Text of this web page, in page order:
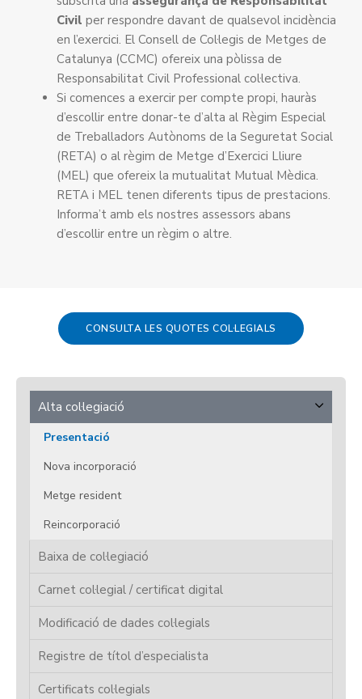
Civil per respondre davant de qualsevol incidència
en l’exercici. El Consell de Col·legis de Metges de
Catalunya (CCMC) ofereix una pòlissa de
Responsabilitat Civil Professional col·lectiva.
Si comences a exercir per compte propi, hauràs
d’escollir entre donar-te d’alta al Règim Especial
de Treballadors Autònoms de la Seguretat Social
(RETA) o al règim de Metge d’Exercici Lliure
(MEL) que ofereix la mutualitat Mutual Mèdica.
RETA i MEL tenen diferents tipus de prestacions.
Informa’t amb els nostres assessors abans
d’escollir entre un règim o altre.
CONSULTA LES QUOTES COL·LEGIALS
Alta col·legiació
Presentació
Nova incorporació
Metge resident
Reincorporació
Baixa de col·legiació
Carnet col·legial / certificat digital
Modificació de dades col·legials
Registre de títol d’especialista
Certificats col·legials